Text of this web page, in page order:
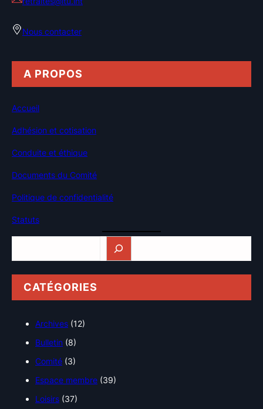
Nous contacter
A PROPOS
Accueil
Adhésion et cotisation
Conduite et éthique
Documents du Comité
Politique de confidentialité
Statuts
CATÉGORIES
Archives (12)
Bulletin (8)
Comité (3)
Espace membre (39)
Loisirs (37)